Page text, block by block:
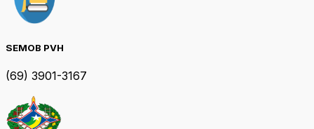
SEMOB PVH
(69) 3901-3167